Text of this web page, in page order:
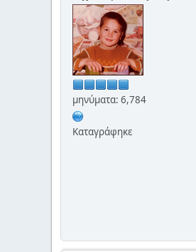
μηνύματα: 6,784
Καταγράφηκε